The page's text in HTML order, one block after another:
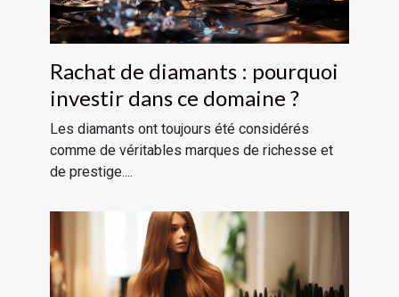
Rachat de diamants : pourquoi
investir dans ce domaine ?
Les diamants ont toujours été considérés
comme de véritables marques de richesse et
de prestige....